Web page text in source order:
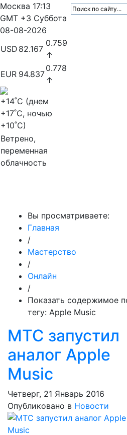
Москва 17:13
GMT +3 Суббота
08-08-2026
USD 82.167
0.759
↑
EUR 94.837
0.778
↑
+14˚C (днем
+17˚C, ночью
+10˚C)
Ветрено,
переменная
облачность
Вы просматриваете:
Главная
/
Мастерство
/
Онлайн
/
Показать содержимое
тегу: Apple Music
МТС запустил
аналог Apple
Music
Четверг, 21 Январь 2016
Опубликовано в Новости